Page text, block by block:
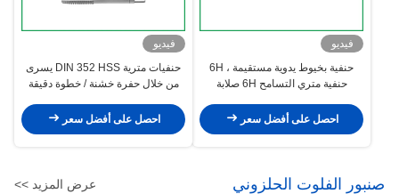
فيديو
حنفية بخيوط يدوية مستقيمة ، 6H
حنفية متري التسامح 6H صلابة
احصل على أفضل سعر
فيديو
حنفيات مترية DIN 352 HSS يسرى
من خلال حفرة خشنة / خطوة دقيقة
احصل على أفضل سعر
صنبور الفلوت الحلزوني عرض المزيد >>